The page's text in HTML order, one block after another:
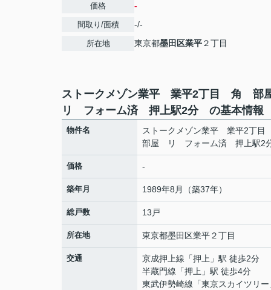
価格 -
間取り/面積 -/-
所在地 東京都墨田区業平２丁目
ストークメゾン業平 業平2丁目 角
リ フォーム済 押上駅2分 の基本情報
物件名
ストークメゾン業平 業平2丁
部屋 リ フォーム済 押上駅
価格 -
築年月 1989年8月（築37年）
総戸数 13戸
所在地 東京都墨田区業平２丁目
交通 京成押上線 「押上 」駅 徒歩2分
半蔵門線 「押上 」駅 徒歩4分
東武伊勢崎線 「東京スカイツリー